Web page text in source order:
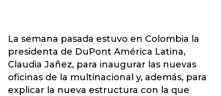
La semana pasada estuvo en Colombia la
presidenta de DuPont América Latina,
Claudia Jañez, para inaugurar las nuevas
oficinas de la multinacional y, además, para
explicar la nueva estructura con la que